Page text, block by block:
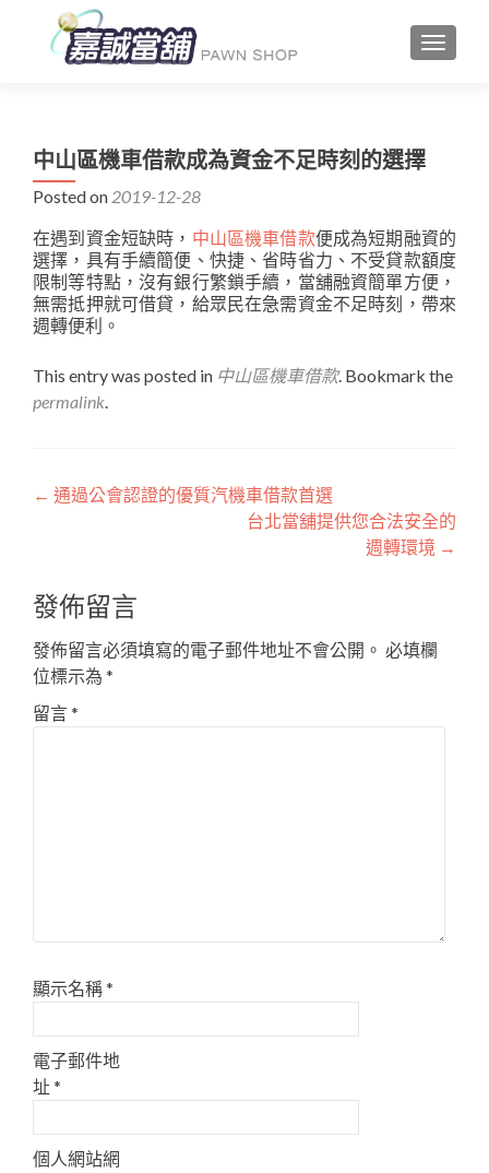
中山區機車借款成為資金不足時刻的選擇
Posted on 2019-12-28
在遇到資金短缺時， 中山區機車借款便成為短期融資的
選擇，具有手續簡便、快捷、省時省力、不受貸款額度
限制等特點，沒有銀行繁鎖手續，當舖融資簡單方便，
無需抵押就可借貸，給眾民在急需資金不足時刻，帶來
週轉便利。
This entry was posted in 中山區機車借款. Bookmark the
permalink.
文
覽
← 通過公會認證的優質汽機車借款首選
台北當舖提供您合法安全的
週轉環境 →
發佈留言
發佈留言必須填寫的電子郵件地址不會公開。 必填欄
位標示為 *
留言*
顯示名稱*
電子郵件地
址*
個人網站網